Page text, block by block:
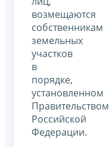
возмещаются
собственникам
земельных
участков
в
порядке,
установленном
Правительством
Российской
Федерации.